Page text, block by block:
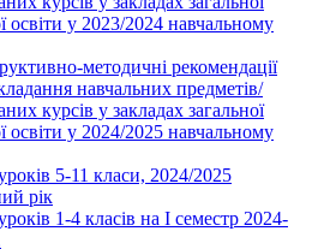
освіти у 2023/2024 навчальному
методичні рекомендації
навчальних предметів/
курсів у закладах загальної
освіти у 2024/2025 навчальному
5-11 класи, 2024/2025
рік
1-4 класів на І семестр 2024-